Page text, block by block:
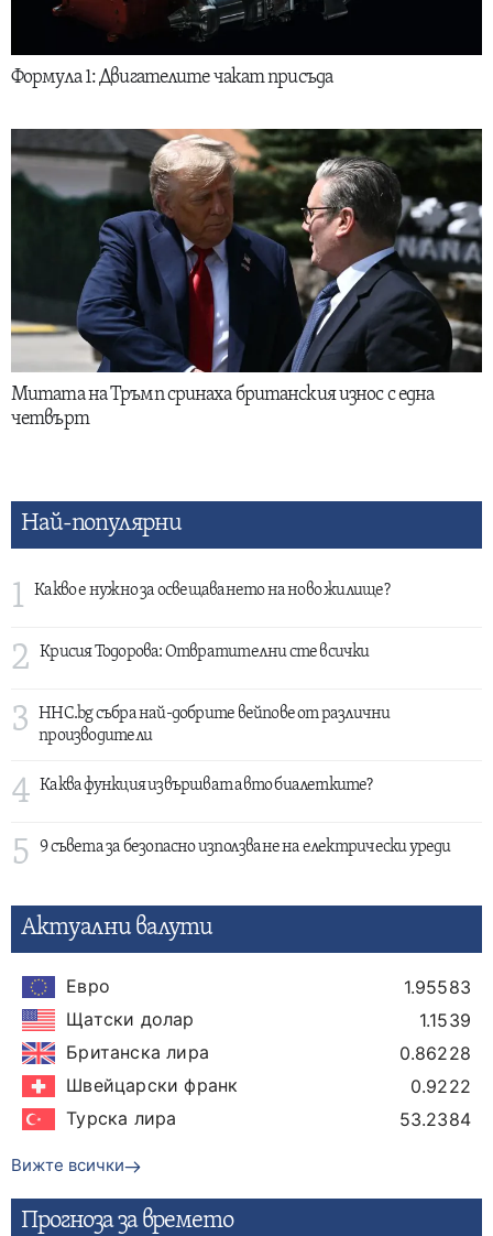
Формула 1: Двигателите чакат присъда
Митата на Тръмп сринаха британския износ с една
четвърт
Най-популярни
1 Какво е нужно за освещаването на ново жилище?
2 Крисия Тодорова: Отвратителни сте всички
3
HHC.bg събра най-добрите вейпове от различни
производители
4 Каква функция извършват авто биалетките?
5 9 съвета за безопасно използване на електрически уреди
Актуални валути
Евро
1.95583
Щатски долар
1.1539
Британска лира
0.86228
Швейцарски франк
0.9222
Турска лира
53.2384
Вижте всички
Прогнозa за времето